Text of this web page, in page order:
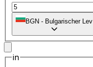
BGN - Bulgarischer Lev
in